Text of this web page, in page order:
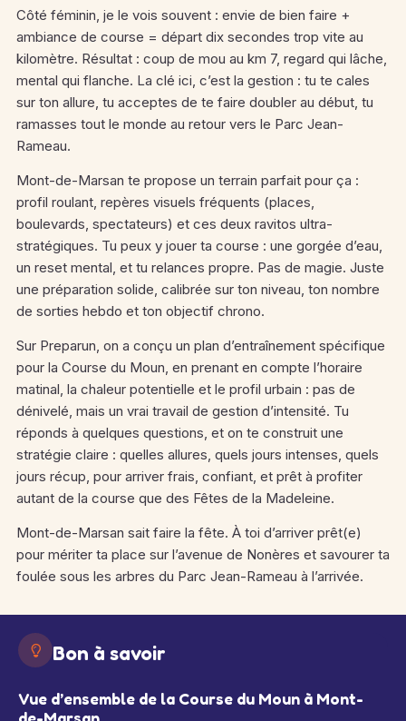
Côté féminin, je le vois souvent : envie de bien faire +
ambiance de course = départ dix secondes trop vite au
kilomètre. Résultat : coup de mou au km 7, regard qui lâche,
mental qui flanche. La clé ici, c’est la gestion : tu te cales
sur ton allure, tu acceptes de te faire doubler au début, tu
ramasses tout le monde au retour vers le Parc Jean-
Rameau.
Mont-de-Marsan te propose un terrain parfait pour ça :
profil roulant, repères visuels fréquents (places,
boulevards, spectateurs) et ces deux ravitos ultra-
stratégiques. Tu peux y jouer ta course : une gorgée d’eau,
un reset mental, et tu relances propre. Pas de magie. Juste
une préparation solide, calibrée sur ton niveau, ton nombre
de sorties hebdo et ton objectif chrono.
Sur Preparun, on a conçu un plan d’entraînement spécifique
pour la Course du Moun, en prenant en compte l’horaire
matinal, la chaleur potentielle et le profil urbain : pas de
dénivelé, mais un vrai travail de gestion d’intensité. Tu
réponds à quelques questions, et on te construit une
stratégie claire : quelles allures, quels jours intenses, quels
jours récup, pour arriver frais, confiant, et prêt à profiter
autant de la course que des Fêtes de la Madeleine.
Mont-de-Marsan sait faire la fête. À toi d’arriver prêt(e)
pour mériter ta place sur l’avenue de Nonères et savourer ta
foulée sous les arbres du Parc Jean-Rameau à l’arrivée.
Bon à savoir
Vue d’ensemble de la Course du Moun à Mont-